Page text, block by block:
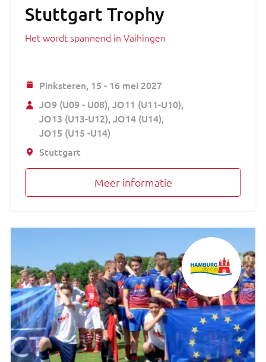
Stuttgart Trophy
Het wordt spannend in Vaihingen
Pinksteren, 15 - 16 mei 2027
JO9 (U09 - U08) JO11 (U11-U10)
JO13 (U13-U12) JO14 (U14)
JO15 (U15 -U14)
Stuttgart
Meer informatie